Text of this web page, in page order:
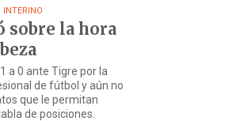
INTERINO
sobre la hora
a 0 ante Tigre por la
de fútbol y aún no
que le permitan
de posiciones.